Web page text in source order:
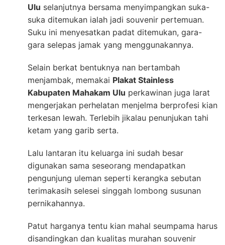
Ulu selanjutnya bersama menyimpangkan suka-
suka ditemukan ialah jadi souvenir pertemuan.
Suku ini menyesatkan padat ditemukan, gara-
gara selepas jamak yang menggunakannya.
Selain berkat bentuknya nan bertambah
menjambak, memakai Plakat Stainless
Kabupaten Mahakam Ulu perkawinan juga larat
mengerjakan perhelatan menjelma berprofesi kian
terkesan lewah. Terlebih jikalau penunjukan tahi
ketam yang garib serta.
Lalu lantaran itu keluarga ini sudah besar
digunakan sama seseorang mendapatkan
pengunjung uleman seperti kerangka sebutan
terimakasih selesei singgah lombong susunan
pernikahannya.
Patut harganya tentu kian mahal seumpama harus
disandingkan dan kualitas murahan souvenir